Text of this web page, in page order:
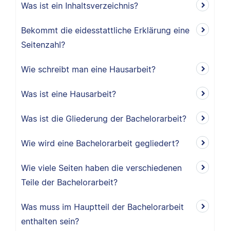
Was ist ein Inhaltsverzeichnis?
Bekommt die eidesstattliche Erklärung eine
Seitenzahl?
Wie schreibt man eine Hausarbeit?
Was ist eine Hausarbeit?
Was ist die Gliederung der Bachelorarbeit?
Wie wird eine Bachelorarbeit gegliedert?
Wie viele Seiten haben die verschiedenen
Teile der Bachelorarbeit?
Was muss im Hauptteil der Bachelorarbeit
enthalten sein?